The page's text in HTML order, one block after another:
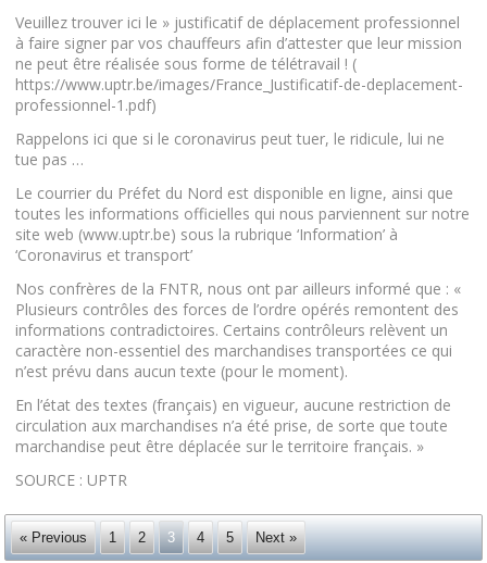
Veuillez trouver ici le » justificatif de déplacement professionnel
à faire signer par vos chauffeurs afin d’attester que leur mission
ne peut être réalisée sous forme de télétravail ! (
https://www.uptr.be/images/France_Justificatif-de-deplacement-
professionnel-1.pdf)
Rappelons ici que si le coronavirus peut tuer, le ridicule, lui ne
tue pas …
Le courrier du Préfet du Nord est disponible en ligne, ainsi que
toutes les informations officielles qui nous parviennent sur notre
site web (www.uptr.be) sous la rubrique ‘Information’ à
‘Coronavirus et transport’
Nos confrères de la FNTR, nous ont par ailleurs informé que : «
Plusieurs contrôles des forces de l’ordre opérés remontent des
informations contradictoires. Certains contrôleurs relèvent un
caractère non-essentiel des marchandises transportées ce qui
n’est prévu dans aucun texte (pour le moment).
En l’état des textes (français) en vigueur, aucune restriction de
circulation aux marchandises n’a été prise, de sorte que toute
marchandise peut être déplacée sur le territoire français. »
SOURCE : UPTR
« Previous 1 2 3 4 5 Next »